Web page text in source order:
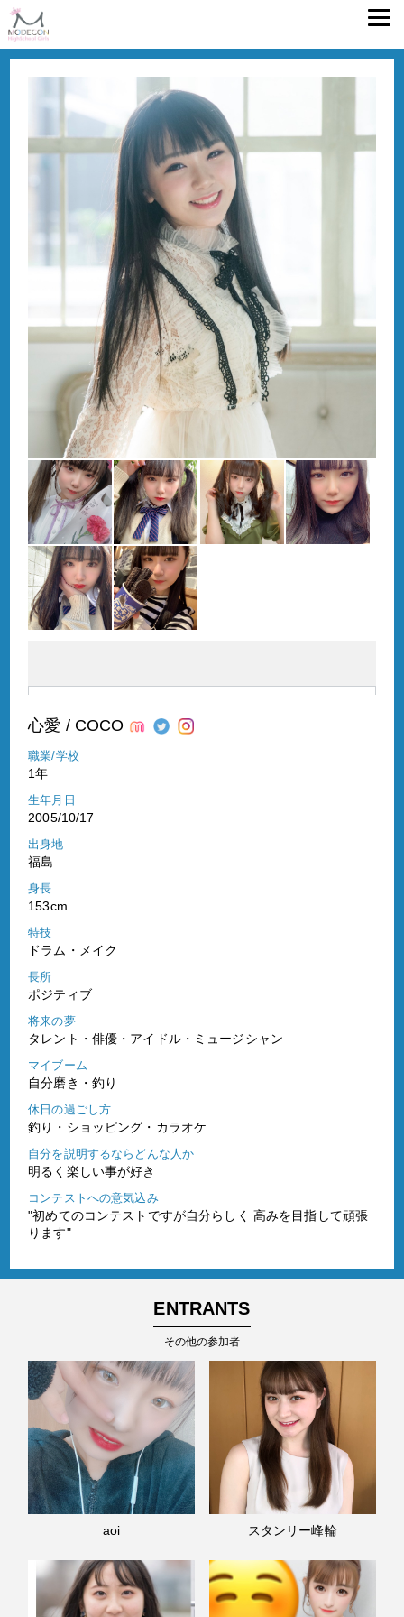
心愛 / COCO
職業/学校
1年
生年月日
2005/10/17
出身地
福島
身長
153cm
特技
ドラム・メイク
長所
ポジティブ
将来の夢
タレント・俳優・アイドル・ミュージシャン
マイブーム
自分磨き・釣り
休日の過ごし方
釣り・ショッピング・カラオケ
自分を説明するならどんな人か
明るく楽しい事が好き
コンテストへの意気込み
"初めてのコンテストですが自分らしく 高みを目指して頑張
ります"
ENTRANTS
その他の参加者
aoi スタンリー峰輪